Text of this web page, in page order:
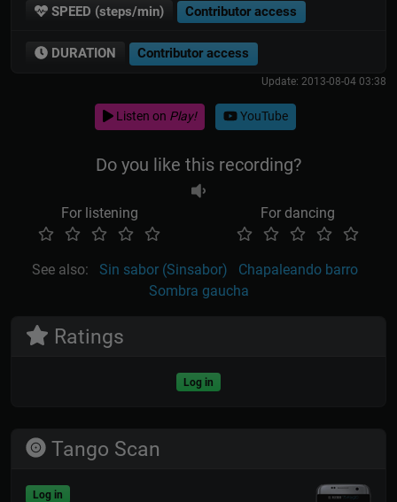
SPEED (steps/min) Contributor access
DURATION Contributor access
Update: 2013-08-04 03:38
Listen on Play! YouTube
Do you like this recording?
For listening For dancing
See also: Sin sabor (Sinsabor)
Chapaleando barro
Sombra gaucha
Ratings
Log in
Tango Scan
Log in